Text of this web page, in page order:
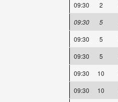
09:30
2
09:30
5
09:30
5
09:30
5
09:30
10
09:30
10